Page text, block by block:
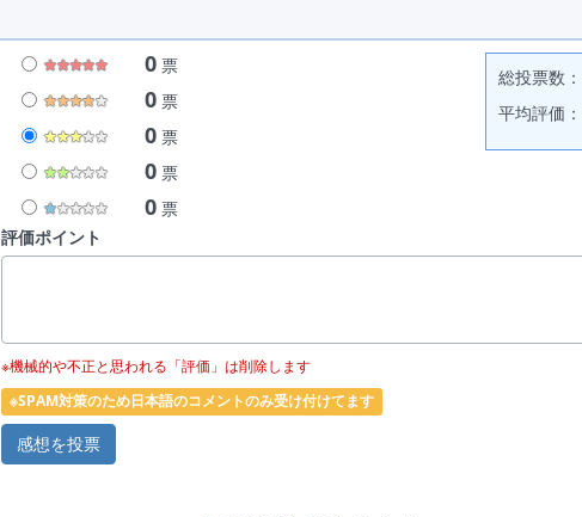
0票
0票
0票
0票
0票
総投票数
平均評価
評価ポイント
※機械的や不正と思われる「評価」は削除します
※SPAM対策のため日本語のコメントのみ受け付けてます